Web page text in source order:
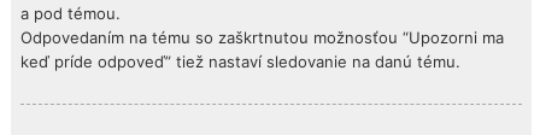
a pod témou.
Odpovedaním na tému so zaškrtnutou možnosťou “Upozorni ma
keď príde odpoveď” tiež nastaví sledovanie na danú tému.